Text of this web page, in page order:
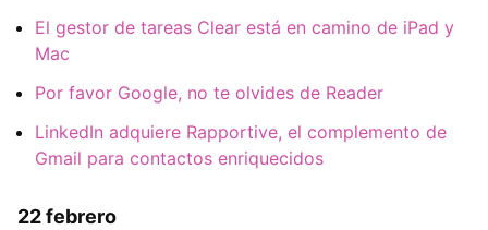
El gestor de tareas Clear está en camino de iPad y
Mac
Por favor Google, no te olvides de Reader
LinkedIn adquiere Rapportive, el complemento de
Gmail para contactos enriquecidos
22 febrero